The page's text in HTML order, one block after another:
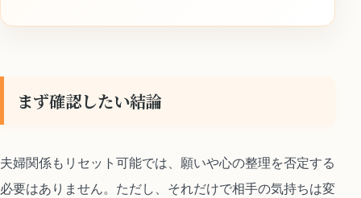
まず確認したい結論
夫婦関係もリセット可能では、願いや心の整理を否定する
必要はありません。ただし、それだけで相手の気持ちは変